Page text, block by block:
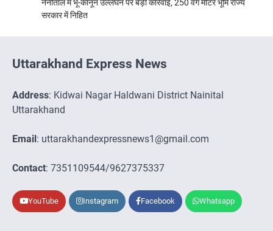
नैनीताल में भू-कानून उल्लंघन पर बड़ी कार्रवाई, 250 वर्ग मीटर भूमि राज्य
सरकार में निहित
Uttarakhand Express News
Address: Kidwai Nagar Haldwani District Nainital
Uttarakhand
Email : uttarakhandexpressnews1@gmail.com
Contact: 7351109544/9627375337
YouTube Instagram Facebook Whatsapp